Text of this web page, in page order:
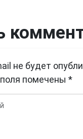
не будет
помечены *